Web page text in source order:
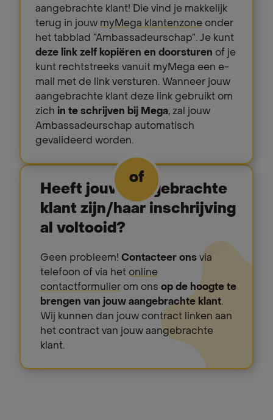
aangebrachte klant! Die vind je makkelijk
terug in jouw myMega klantenzone onder
het tabblad “Ambassadeurschap”. Je kunt
deze link zelf kopiëren en doorsturen of je
kunt rechtstreeks vanuit myMega een e-
mail met de link versturen. Wanneer jouw
aangebrachte klant deze link gebruikt om
zich in te schrijven bij Mega, zal jouw
Ambassadeurschap automatisch
gevalideerd worden.
of
Heeft jouw aangebrachte
klant zijn/haar inschrijving
al voltooid?
Geen probleem! Contacteer ons via
telefoon of via het online
contactformulier om ons op de hoogte te
brengen van jouw aangebrachte klant.
Wij kunnen dan jouw contract linken aan
het contract van jouw aangebrachte
klant.